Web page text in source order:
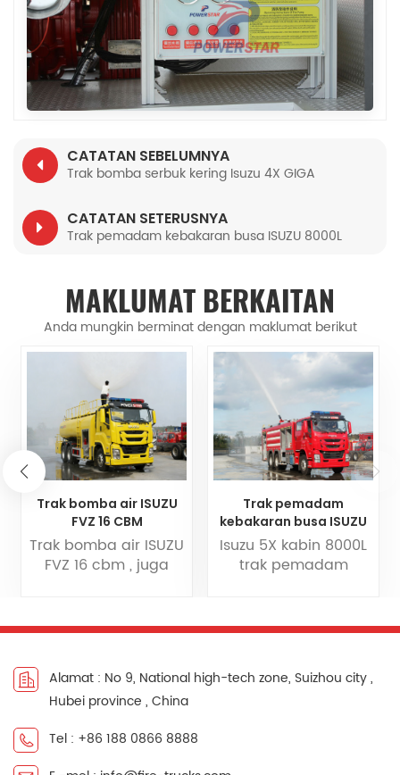
CATATAN SEBELUMNYA
Trak bomba serbuk kering Isuzu 4X GIGA
CATATAN SETERUSNYA
Trak pemadam kebakaran busa ISUZU 8000L
MAKLUMAT BERKAITAN
Anda mungkin berminat dengan maklumat berikut
Trak bomba air ISUZU
FVZ 16 CBM
Trak bomba air ISUZU
FVZ 16 cbm , juga
isuzu FVZ. Ia
memadam
kebakaran dan
terutamanya
Trak pemadam
kebakaran busa ISUZU
8000L
Isuzu 5X kabin 8000L
trak pemadam
kenderaan khas yang
kebakaran dan
Alamat : No 9, National high-tech zone, Suizhou city ,
Hubei province , China
Tel : +86 188 0866 8888